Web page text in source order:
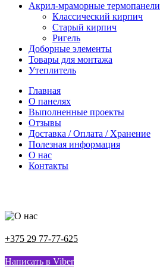
Акрил-мраморные термопанели
Классический кирпич
Старый кирпич
Ригель
Доборные элементы
Товары для монтажа
Утеплитель
Главная
О панелях
Выполненные проекты
Отзывы
Доставка / Оплата / Хранение
Полезная информация
О нас
Контакты
+375 29 77-77-625
Написать в Viber